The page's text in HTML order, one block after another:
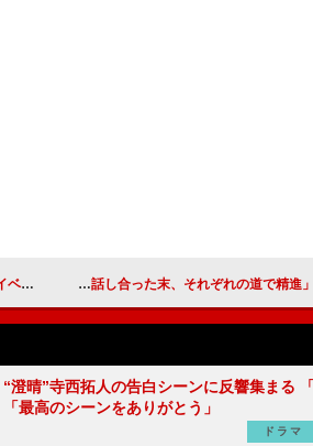
開催 内野聖陽・一路真輝が１８日に離婚 「話し合った末、それぞれ
“澄晴”寺西拓人の告白シーンに反響集まる
最高のシーンをありがとう」
ドラマ